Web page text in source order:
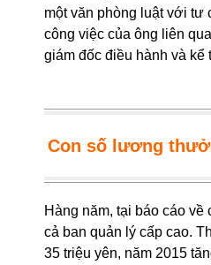
một văn phòng luật với tư
công việc của ông liên
giám đốc điều hành và kể
Con số lương
Hàng năm, tại báo cáo
cả ban quản lý cấp cao.
35 triệu yên, năm 2015